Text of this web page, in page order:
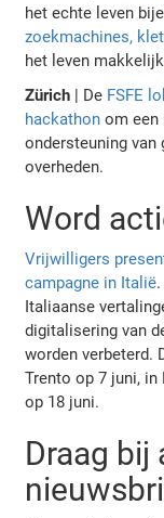
het echte leven
zoekmachines,
het leven
Zürich | De FSFE
hackathon om een
ondersteuning
overheden.
Word
Vrijwilligers
campagne in Italië
Italiaanse
digitalisering van
worden verbeterd.
Trento op 7 juni,
op 18 juni.
Draag bij